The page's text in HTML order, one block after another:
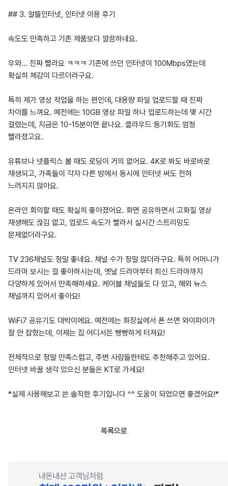
## 3. 알뜰인터넷, 인터넷 이용 후기
속도도 만족하고 기존 제품보다 깔끔하네요.
우와... 진짜 빨라요 ㅋㅋㅋ 기존에 쓰던 인터넷이 100Mbps였는데
확실히 체감이 다르더라구요.
특히 제가 영상 작업을 하는 편인데, 대용량 파일 업로드할 때 진짜
차이를 느껴요. 예전에는 10GB 영상 파일 하나 업로드하는데 몇 시간
걸렸는데, 지금은 10-15분이면 끝나요. 클라우드 동기화도 엄청
빨라졌고요.
유튜브나 넷플릭스 볼 때도 로딩이 거의 없어요. 4K로 봐도 바로바로
재생되고, 가족들이 각자 다른 방에서 동시에 인터넷 써도 전혀
느려지지 않아요.
온라인 회의할 때도 확실히 좋아졌어요. 화면 공유하면서 고화질 영상
재생해도 끊김 없고, 업로드 속도가 빨라서 실시간 스트리밍도
문제없더라구요.
TV 236채널도 정말 좋네요. 채널 수가 정말 많더라구요. 특히 어머니가
드라마 보시는 걸 좋아하시는데, 옛날 드라마부터 최신 드라마까지
다양하게 있어서 만족해하세요. 케이블 채널들도 다 있고, 해외 뉴스
채널까지 있어서 좋아요!
WiFi7 공유기도 대박이에요. 예전에는 화장실에서 폰 쓰면 와이파이가
잘 안 잡혔는데, 이제는 집 어디서든 빵빵하게 터져요!
전체적으로 정말 만족스럽고, 주변 사람들한테도 추천해주고 있어요.
인터넷 바꿀 생각 있으신 분들은 KT로 가세요!
*실제 사용해보고 쓴 솔직한 후기입니다 ^^ 도움이 되었으면 좋겠어요!*
목록으로